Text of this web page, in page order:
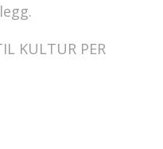
KULTUR PER